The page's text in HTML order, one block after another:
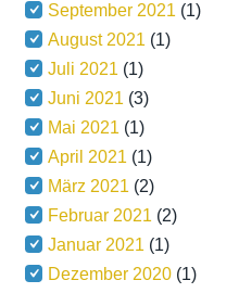
September 2021 (1)
August 2021 (1)
Juli 2021 (1)
Juni 2021 (3)
Mai 2021 (1)
April 2021 (1)
März 2021 (2)
Februar 2021 (2)
Januar 2021 (1)
Dezember 2020 (1)